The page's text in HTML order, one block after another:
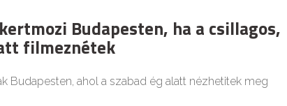
Budapesten, ha a csillagos,
filmeznétek
Budapesten, ahol a szabad ég alatt nézhetitek meg